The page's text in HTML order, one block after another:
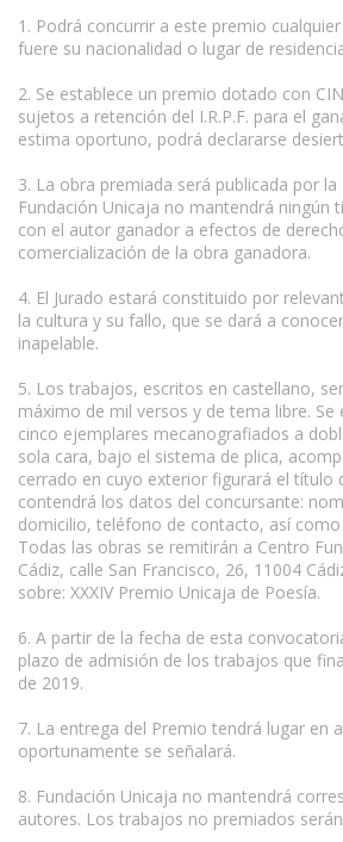
1. Podrá concurrir a este premio
fuere su nacionalidad o lugar de
2. Se establece un premio dotado con
sujetos a retención del I.R.P.F. para el
estima oportuno, podrá declararse
3. La obra premiada será publicada por
Fundación Unicaja no mantendrá ningún
con el autor ganador a efectos de
comercialización de la obra ganadora.
4. El Jurado estará constituido por
la cultura y su fallo, que se dará a
inapelable.
5. Los trabajos, escritos en castellano,
máximo de mil versos y de tema libre.
cinco ejemplares mecanografiados a
sola cara, bajo el sistema de plica,
cerrado en cuyo exterior figurará el título
contendrá los datos del concursante:
domicilio, teléfono de contacto, así como
Todas las obras se remitirán a Centro
Cádiz, calle San Francisco, 26, 11004
sobre: XXXIV Premio Unicaja de Poesía.
6. A partir de la fecha de esta
plazo de admisión de los trabajos que
de 2019.
7. La entrega del Premio tendrá lugar en
oportunamente se señalará.
8. Fundación Unicaja no mantendrá
autores. Los trabajos no premiados